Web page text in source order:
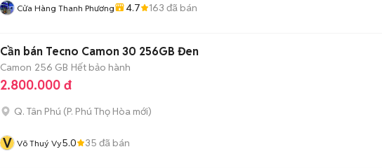
Cửa Hàng Thanh Phương 4.7 163 đã bán
Cần bán Tecno Camon 30 256GB Đen
Camon 256 GB Hết bảo hành
2.800.000 đ
Q. Tân Phú (P. Phú Thọ Hòa mới)
V Võ Thuý Vy5.0 35 đã bán